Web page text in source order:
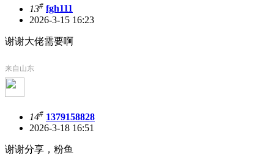
13# fgh111
2026-3-15 16:23
谢谢大佬需要啊
来自山东
14# 1379158828
2026-3-18 16:51
谢谢分享，粉鱼